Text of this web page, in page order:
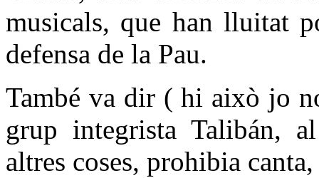
musicals, que han lluitat
defensa de la Pau.
També va dir ( hi això jo
grup integrista Talibán,
altres coses, prohibia